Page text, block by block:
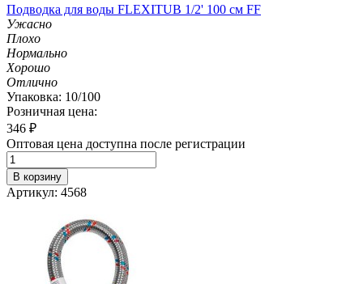
Подводка для воды FLEXITUB 1/2' 100 см FF
Ужасно
Плохо
Нормально
Хорошо
Отлично
Упаковка: 10/100
Розничная цена:
346 ₽
Оптовая цена доступна после регистрации
В корзину
Артикул: 4568